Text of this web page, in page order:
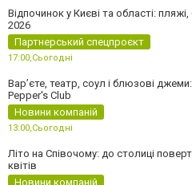
Відпочинок у Києві та області:
2026
Партнерський спецпроєкт
17:00,Сьогодні
Вар’єте, театр, соул і блюзові
Pepper's Club
Новини компаній
13:00,Сьогодні
Літо на Співочому: до столиці
квітів
Новини компаній